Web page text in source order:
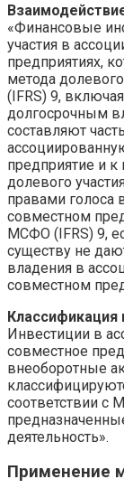
«Финансовые
участия в
предприятиях,
метода
(IFRS) 9,
долгосрочным
составляют
предприятие и
долевого
правами голоса
совместном
МСФО (IFRS) 9,
существу не
владения в
совместном
Классификация
Инвестиции в
совместное
внеоборотные
соответствии с
деятельность».
Применение